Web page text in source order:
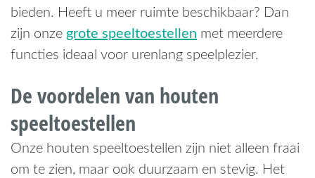
bieden. Heeft u meer ruimte beschikbaar? Dan
zijn onze grote speeltoestellen met meerdere
functies ideaal voor urenlang speelplezier.
De voordelen van houten
speeltoestellen
Onze houten speeltoestellen zijn niet alleen fraai
om te zien, maar ook duurzaam en stevig. Het